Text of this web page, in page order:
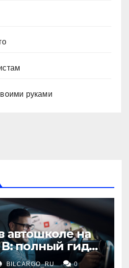
руками
автошколе на
В: полный гид
водителей
BILCARGO_RU 0